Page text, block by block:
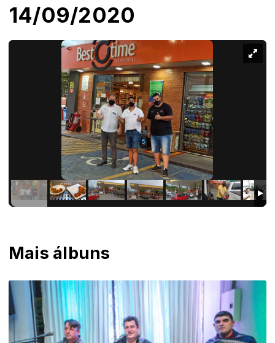
14/09/2020
Mais álbuns